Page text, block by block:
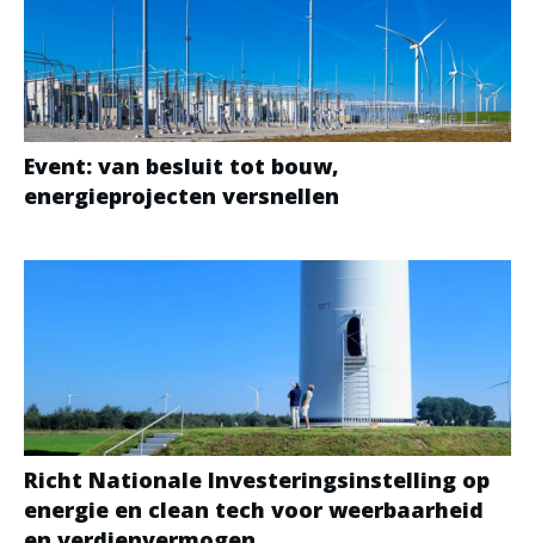
Event: van besluit tot bouw,
energieprojecten versnellen
Richt Nationale Investeringsinstelling op
energie en clean tech voor weerbaarheid